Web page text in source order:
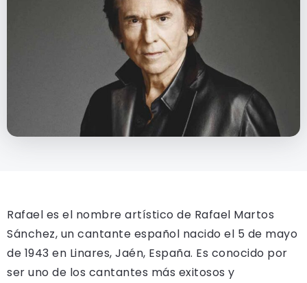
Rafael es el nombre artístico de Rafael Martos
Sánchez, un cantante español nacido el 5 de mayo
de 1943 en Linares, Jaén, España. Es conocido por
ser uno de los cantantes más exitosos y